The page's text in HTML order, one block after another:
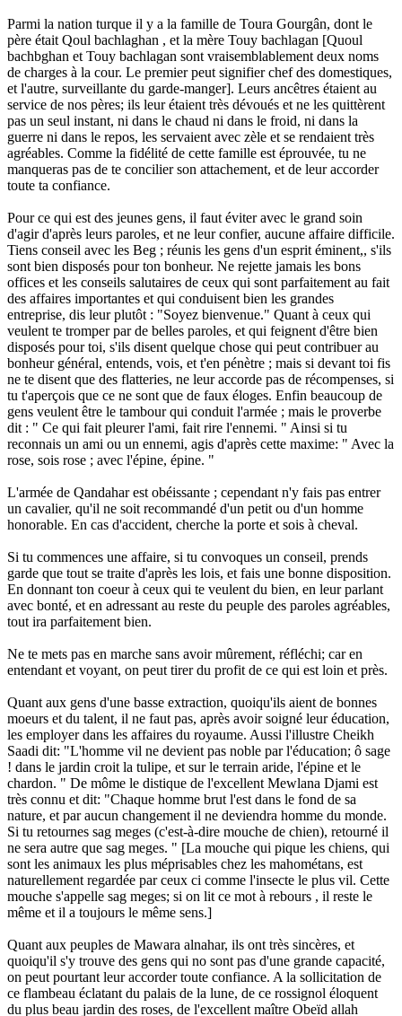
Parmi la nation turque il y a la famille de Toura Gourgân, dont le
père était Qoul bachlaghan , et la mère Touy bachlagan [Quoul
bachbghan et Touy bachlagan sont vraisemblablement deux noms
de charges à la cour. Le premier peut signifier chef des domestiques,
et l'autre, surveillante du garde-manger]. Leurs ancêtres étaient au
service de nos pères; ils leur étaient très dévoués et ne les quittèrent
pas un seul instant, ni dans le chaud ni dans le froid, ni dans la
guerre ni dans le repos, les servaient avec zèle et se rendaient très
agréables. Comme la fidélité de cette famille est éprouvée, tu ne
manqueras pas de te concilier son attachement, et de leur accorder
toute ta confiance.
Pour ce qui est des jeunes gens, il faut éviter avec le grand soin
d'agir d'après leurs paroles, et ne leur confier, aucune affaire difficile.
Tiens conseil avec les Beg ; réunis les gens d'un esprit éminent,, s'ils
sont bien disposés pour ton bonheur. Ne rejette jamais les bons
offices et les conseils salutaires de ceux qui sont parfaitement au fait
des affaires importantes et qui conduisent bien les grandes
entreprise, dis leur plutôt : "Soyez bienvenue." Quant à ceux qui
veulent te tromper par de belles paroles, et qui feignent d'être bien
disposés pour toi, s'ils disent quelque chose qui peut contribuer au
bonheur général, entends, vois, et t'en pénètre ; mais si devant toi fis
ne te disent que des flatteries, ne leur accorde pas de récompenses, si
tu t'aperçois que ce ne sont que de faux éloges. Enfin beaucoup de
gens veulent être le tambour qui conduit l'armée ; mais le proverbe
dit : " Ce qui fait pleurer l'ami, fait rire l'ennemi. " Ainsi si tu
reconnais un ami ou un ennemi, agis d'après cette maxime: " Avec la
rose, sois rose ; avec l'épine, épine. "
L'armée de Qandahar est obéissante ; cependant n'y fais pas entrer
un cavalier, qu'il ne soit recommandé d'un petit ou d'un homme
honorable. En cas d'accident, cherche la porte et sois à cheval.
Si tu commences une affaire, si tu convoques un conseil, prends
garde que tout se traite d'après les lois, et fais une bonne disposition.
En donnant ton coeur à ceux qui te veulent du bien, en leur parlant
avec bonté, et en adressant au reste du peuple des paroles agréables,
tout ira parfaitement bien.
Ne te mets pas en marche sans avoir mûrement, réfléchi; car en
entendant et voyant, on peut tirer du profit de ce qui est loin et près.
Quant aux gens d'une basse extraction, quoiqu'ils aient de bonnes
moeurs et du talent, il ne faut pas, après avoir soigné leur éducation,
les employer dans les affaires du royaume. Aussi l'illustre Cheikh
Saadi dit: "L'homme vil ne devient pas noble par l'éducation; ô sage
! dans le jardin croit la tulipe, et sur le terrain aride, l'épine et le
chardon. " De môme le distique de l'excellent Mewlana Djami est
très connu et dit: "Chaque homme brut l'est dans le fond de sa
nature, et par aucun changement il ne deviendra homme du monde.
Si tu retournes sag meges (c'est-à-dire mouche de chien), retourné il
ne sera autre que sag meges. " [La mouche qui pique les chiens, qui
sont les animaux les plus méprisables chez les mahométans, est
naturellement regardée par ceux ci comme l'insecte le plus vil. Cette
mouche s'appelle sag meges; si on lit ce mot à rebours , il reste le
même et il a toujours le même sens.]
Quant aux peuples de Mawara alnahar, ils ont très sincères, et
quoiqu'il s'y trouve des gens qui no sont pas d'une grande capacité,
on peut pourtant leur accorder toute confiance. A la sollicitation de
ce flambeau éclatant du palais de la lune, de ce rossignol éloquent
du plus beau jardin des roses, de l'excellent maître Obeïd allah